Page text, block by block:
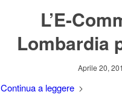
L’E-
Lombardia
Aprile 20,
Continua a leggere